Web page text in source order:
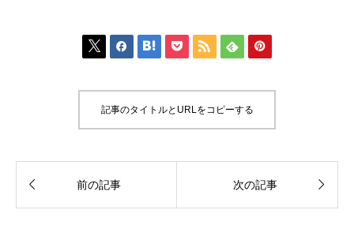
      
記事のタイトルとURLをコピーする
 前の記事 次の記事 